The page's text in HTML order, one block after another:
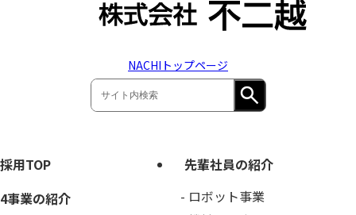
NACHIトップページ
採用TOP
4事業の紹介
先輩社員の紹介
ロボット事業